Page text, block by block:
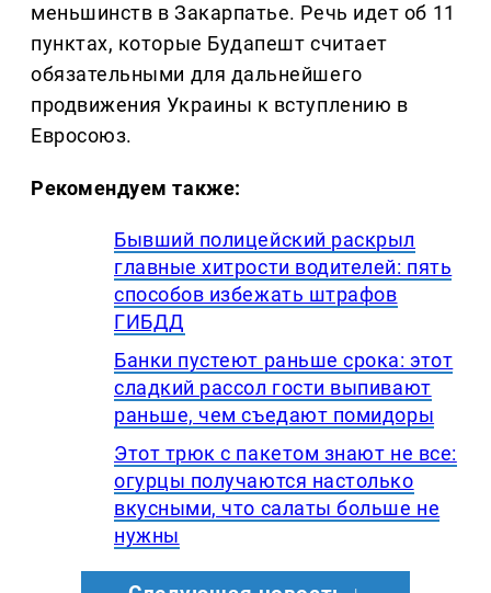
меньшинств в Закарпатье. Речь идет об 11
пунктах, которые Будапешт считает
обязательными для дальнейшего
продвижения Украины к вступлению в
Евросоюз.
Рекомендуем также:
Бывший полицейский раскрыл
главные хитрости водителей: пять
способов избежать штрафов
ГИБДД
Банки пустеют раньше срока: этот
сладкий рассол гости выпивают
раньше, чем съедают помидоры
Этот трюк с пакетом знают не все:
огурцы получаются настолько
вкусными, что салаты больше не
нужны